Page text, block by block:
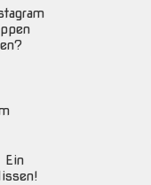
Ein